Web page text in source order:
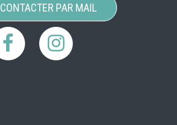
CONTACTER PAR MAIL